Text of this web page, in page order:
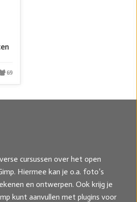
69
cursussen over het open
Hiermee kan je o.a. foto’s
en ontwerpen. Ook krijg je
kunt aanvullen met plugins voor